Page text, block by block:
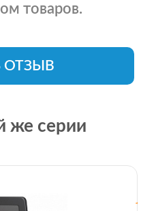
товаров.
ОТЗЫВ
же серии